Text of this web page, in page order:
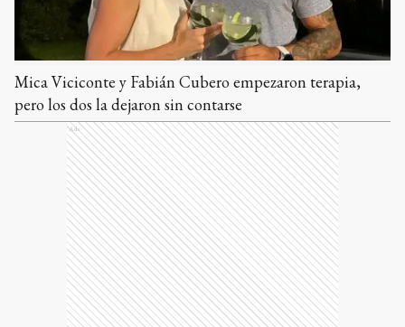
Mica Viciconte y Fabián Cubero empezaron terapia,
pero los dos la dejaron sin contarse
Ads